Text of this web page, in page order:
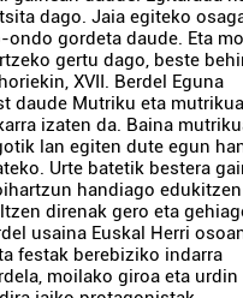
dago. Jaia egiteko
ondo gordeta daude. Eta
gertu dago, beste
XVII. Berdel Eguna
daude Mutriku eta
izaten da. Baina
lan egiten dute egun
Urte batetik bestera
handiago
direnak gero eta
usaina Euskal Herri
festak berebiziko indarra
moilako giroa eta urdin